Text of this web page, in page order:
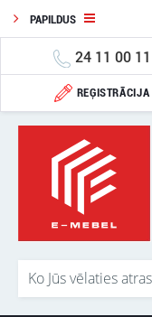
PAPILDUS
24 11 00 11
REĢISTRĀCIJA